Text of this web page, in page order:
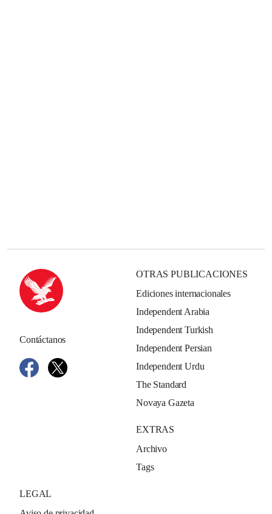
Contáctanos
OTRAS PUBLICACIONES
Ediciones internacionales
Independent Arabia
Independent Turkish
Independent Persian
Independent Urdu
The Standard
Novaya Gazeta
EXTRAS
Archivo
Tags
LEGAL